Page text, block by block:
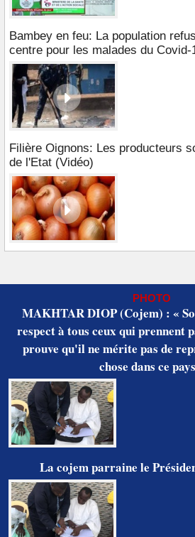
Bambey en feu: La population
centre pour les malades du Covid-
Filière Oignons: Les producteurs
de l'Etat (Vidéo)
PHOTO
MAKHTAR DIOP (Cojem) : «
respect à tous ceux qui prennent
prouve qu'il ne mérite pas de
chose dans ce
La cojem parraine le